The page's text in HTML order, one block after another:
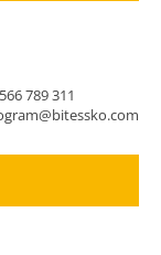
789 311